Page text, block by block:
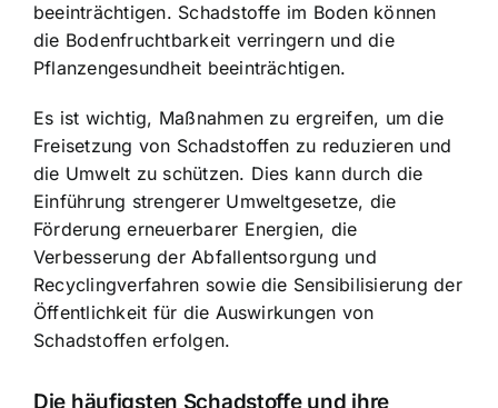
beeinträchtigen. Schadstoffe im Boden können
die Bodenfruchtbarkeit verringernund die
Pflanzengesundheit beeinträchtigen.
Es ist wichtig, Maßnahmen zu ergreifen, um die
Freisetzung von Schadstoffen zu reduzieren und
die Umwelt zu schützen. Dies kann durch die
Einführung strengerer Umweltgesetze, die
Förderung erneuerbarer Energien, die
Verbesserung der Abfallentsorgung und
Recyclingverfahren sowie die Sensibilisierung der
Öffentlichkeit für die Auswirkungen von
Schadstoffen erfolgen.
Die häufigsten Schadstoffe und ihre